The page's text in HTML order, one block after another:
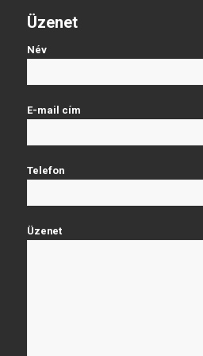
Üzenet
Név
E-mail cím
Telefon
Üzenet